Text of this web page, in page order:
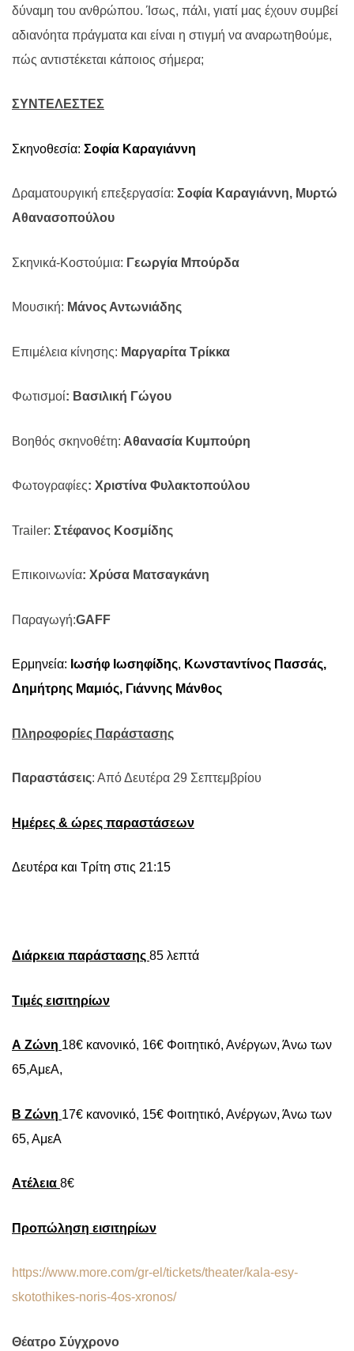
δύναμη του ανθρώπου. Ίσως, πάλι, γιατί μας έχουν συμβεί
αδιανόητα πράγματα και είναι η στιγμή να αναρωτηθούμε,
πώς αντιστέκεται κάποιος σήμερα;
ΣΥΝΤΕΛΕΣΤΕΣ
Σκηνοθεσία: Σοφία Καραγιάννη
Δραματουργική επεξεργασία: Σοφία Καραγιάννη, Μυρτώ
Αθανασοπούλου
Σκηνικά-Κοστούμια: Γεωργία Μπούρδα
Μουσική: Μάνος Αντωνιάδης
Επιμέλεια κίνησης: Μαργαρίτα Τρίκκα
Φωτισμοί: Βασιλική Γώγου
Βοηθός σκηνοθέτη: Αθανασία Κυμπούρη
Φωτογραφίες: Χριστίνα Φυλακτοπούλου
Trailer: Στέφανος Κοσμίδης
Επικοινωνία: Χρύσα Ματσαγκάνη
Παραγωγή:GAFF
Ερμηνεία: Ιωσήφ Ιωσηφίδης, Κωνσταντίνος Πασσάς,
Δημήτρης Μαμιός, Γιάννης Μάνθος
Πληροφορίες Παράστασης
Παραστάσεις: Από Δευτέρα 29 Σεπτεμβρίου
Ημέρες & ώρες παραστάσεων
Δευτέρα και Τρίτη στις 21:15
Διάρκεια παράστασης 85 λεπτά
Τιμές εισιτηρίων
Α Ζώνη 18€ κανονικό, 16€ Φοιτητικό, Ανέργων, Άνω των
65,ΑμεΑ,
Β Ζώνη 17€ κανονικό, 15€ Φοιτητικό, Ανέργων, Άνω των
65, ΑμεΑ
Ατέλεια 8€
Προπώληση εισιτηρίων
https://www.more.com/gr-el/tickets/theater/kala-esy-
skotothikes-noris-4os-xronos/
Θέατρο Σύγχρονο